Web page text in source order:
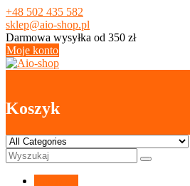
Skip
to
content
+48 502 435 582
sklep@aio-shop.pl
Darmowa wysyłka od 350 zł
Moje konto
Koszyk